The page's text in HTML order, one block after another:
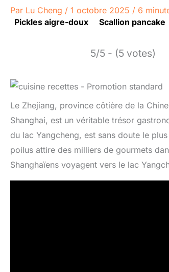
Par Lu Cheng / 1 octobre 2025 / 6
Pickles aigre-doux
Scallion pancake
5/5 - (5 votes)
Le Zhejiang, province côtière de la
Shanghai, est un véritable trésor
du lac Yangcheng, est sans doute le
poilus attire des milliers de gourmets
Shanghaïens voyagent vers le lac